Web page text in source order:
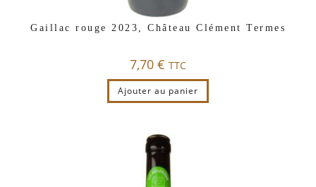
Gaillac rouge 2023, Château Clément Termes
7,70 € TTC
Ajouter au panier